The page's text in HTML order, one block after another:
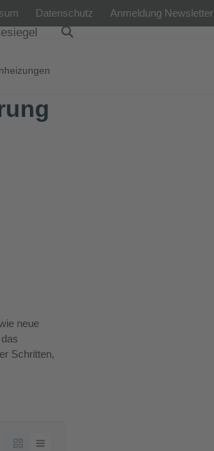
Datenschutz Anmeldung Newsletter
neue
Schritten,